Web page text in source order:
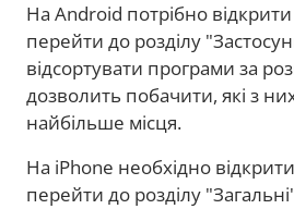
На Android потрібно
перейти до розділу
відсортувати програми за
дозволить побачити, які з
найбільше місця.
На iPhone необхідно
перейти до розділу